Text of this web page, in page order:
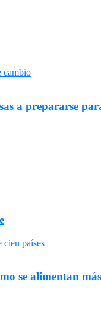
a prepararse
se alimentan más